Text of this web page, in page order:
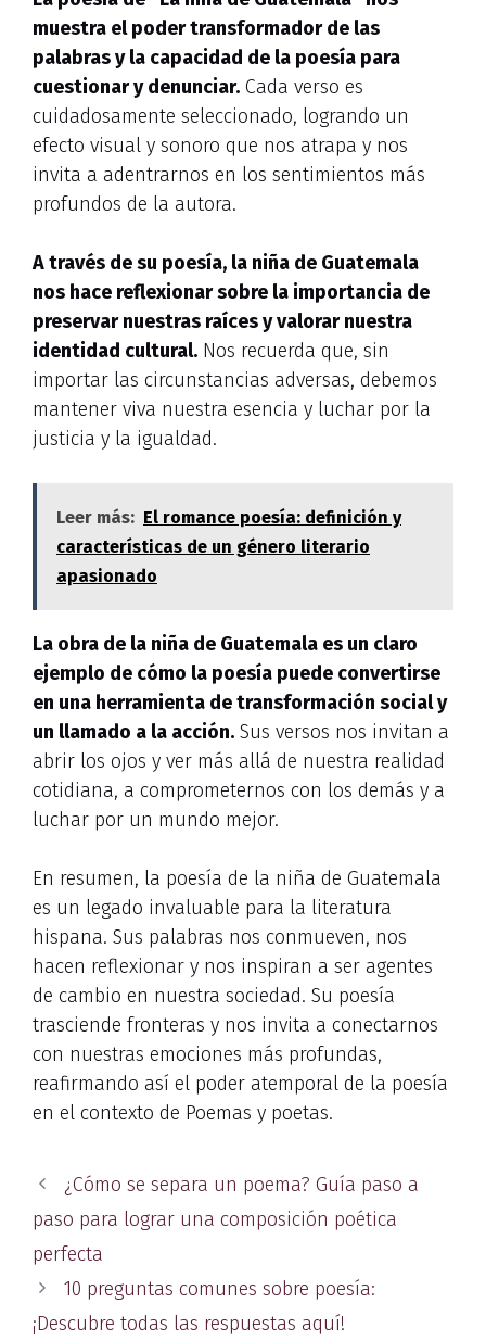
muestra el poder transformador de las
palabras y la capacidad de la poesía para
cuestionar y denunciar. Cada verso es
cuidadosamente seleccionado, logrando un
efecto visual y sonoro que nos atrapa y nos
invita a adentrarnos en los sentimientos más
profundos de la autora.
A través de su poesía, la niña de Guatemala
nos hace reflexionar sobre la importancia de
preservar nuestras raíces y valorar nuestra
identidad cultural. Nos recuerda que, sin
importar las circunstancias adversas, debemos
mantener viva nuestra esencia y luchar por la
justicia y la igualdad.
Leer más: El romance poesía: definición y
características de un género literario
apasionado
La obra de la niña de Guatemala es un claro
ejemplo de cómo la poesía puede convertirse
en una herramienta de transformación social y
un llamado a la acción. Sus versos nos invitan a
abrir los ojos y ver más allá de nuestra realidad
cotidiana, a comprometernos con los demás y a
luchar por un mundo mejor.
En resumen, la poesía de la niña de Guatemala
es un legado invaluable para la literatura
hispana. Sus palabras nos conmueven, nos
hacen reflexionar y nos inspiran a ser agentes
de cambio en nuestra sociedad. Su poesía
trasciende fronteras y nos invita a conectarnos
con nuestras emociones más profundas,
reafirmando así el poder atemporal de la poesía
en el contexto de Poemas y poetas.
¿Cómo se separa un poema? Guía paso a
paso para lograr una composición poética
perfecta
10 preguntas comunes sobre poesía:
¡Descubre todas las respuestas aquí!